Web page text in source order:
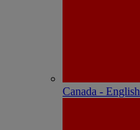
Canada - English